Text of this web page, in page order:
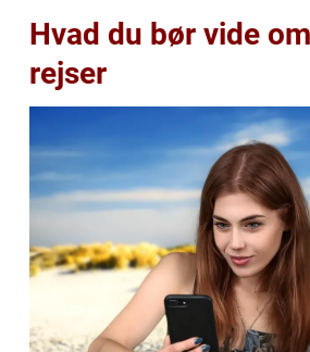
Hvad du bør vide
rejser